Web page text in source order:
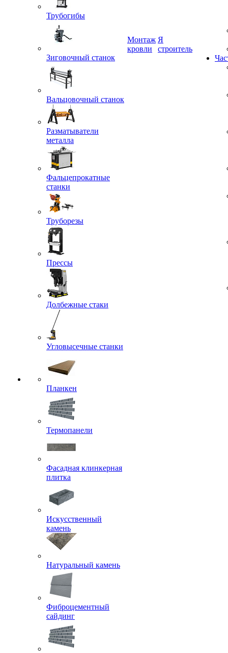
Трубогибы
Зиговочный станок
Вальцовочный станок
Разматыватели
металла
Фальцепрокатные
станки
Труборезы
Прессы
Долбежные стаки
Угловысечные станки
Планкен
Термопанели
Фасадная клинкерная
плитка
Искусственный
камень
Натуральный камень
Фиброцементный
сайдинг
Монтаж
Я